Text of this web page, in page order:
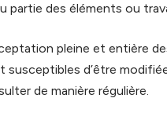
des éléments ou
pleine et entière
susceptibles d’être
de manière régulière.